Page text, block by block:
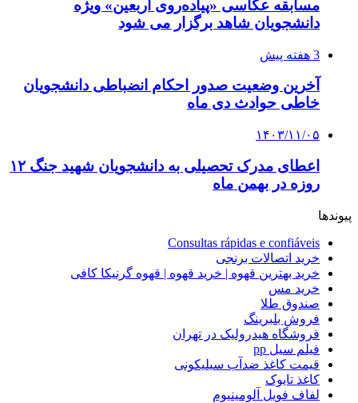
مسابقه عکاسی «پیاده‌روی اربعین» ویژه
دانشجویان شاهد برگزار می شود
3 هفته پیش
آخرین وضعیت صدور احکام انضباطی دانشجویان
خاطی حوادث دی ماه
۱۴۰۳/۱۱/۰۵
اعطای مدرک تحصیلی به دانشجویان شهید جنگ ۱۲
روزه در بهمن ماه
پیوندها
Consultas rápidas e confiáveis
خرید اتصالات برنجی
خرید بهترین قهوه | خرید قهوه | قهوه گرنیکا کافی
خرید مس
صندوق طلا
فروش بلبرینگ
فروشگاه هیدرولیک در تهران
فیلم سیل pp
قیمت کاغذ ضدآب سیلیکونی
کاغذ تایوک
لفاف فویل آلومینیوم